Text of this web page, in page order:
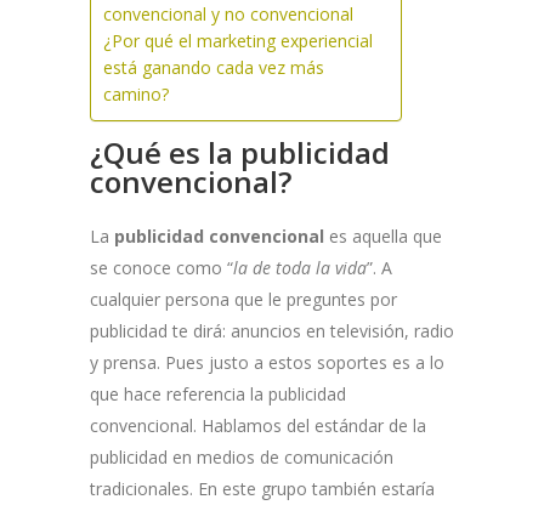
convencional y no convencional
¿Por qué el marketing experiencial
está ganando cada vez más
camino?
¿Qué es la publicidad
convencional?
La publicidad convencional es aquella que
se conoce como “la de toda la vida”. A
cualquier persona que le preguntes por
publicidad te dirá: anuncios en televisión, radio
y prensa. Pues justo a estos soportes es a lo
que hace referencia la publicidad
convencional. Hablamos del estándar de la
publicidad en medios de comunicación
tradicionales. En este grupo también estaría